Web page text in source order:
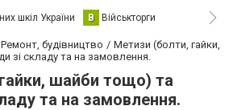
шкіл України В Військторги
Ремонт, будівництво
Метизи (болти, гайки,
зі складу та на замовлення.
шайби тощо) та
та на замовлення.